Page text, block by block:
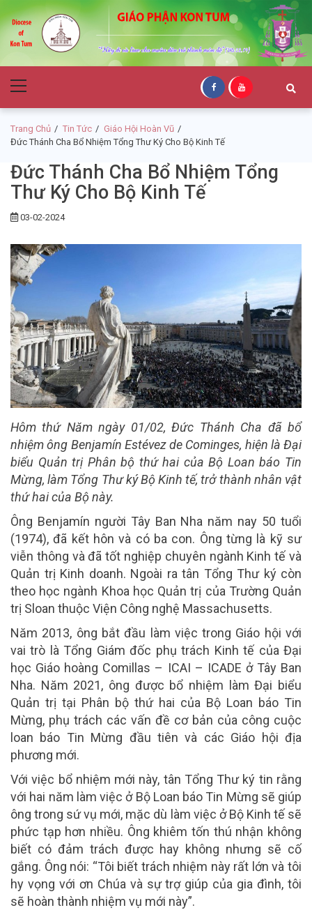
to
navigation
to
content
Giáo Phận Kon
Tum
Menu
Trang Chủ Tin Tức
Giáo Hội Hoàn Vũ
Đức Thánh Cha Bổ Nhiệm Tổng Thư Ký Cho Bộ Kinh Tế
Đức Thánh Cha Bổ Nhiệm Tổng
Thư Ký Cho Bộ Kinh Tế
03-02-2024
Hôm thứ Năm ngày 01/02, Đức Thánh Cha đã bổ
nhiệm ông Benjamín Estévez de Cominges, hiện là Đại
biểu Quản trị Phân bộ thứ hai của Bộ Loan báo Tin
Mừng, làm Tổng Thư ký Bộ Kinh tế, trở thành nhân vật
thứ hai của Bộ này.
Ông Benjamín người Tây Ban Nha năm nay 50 tuổi
(1974), đã kết hôn và có ba con. Ông từng là kỹ sư
viễn thông và đã tốt nghiệp chuyên ngành Kinh tế và
Quản trị Kinh doanh. Ngoài ra tân Tổng Thư ký còn
theo học ngành Khoa học Quản trị của Trường Quản
trị Sloan thuộc Viện Công nghệ Massachusetts.
Năm 2013, ông bắt đầu làm việc trong Giáo hội với
vai trò là Tổng Giám đốc phụ trách Kinh tế của Đại
học Giáo hoàng Comillas – ICAI – ICADE ở Tây Ban
Nha. Năm 2021, ông được bổ nhiệm làm Đại biểu
Quản trị tại Phân bộ thứ hai của Bộ Loan báo Tin
Mừng, phụ trách các vấn đề cơ bản của công cuộc
loan báo Tin Mừng đầu tiên và các Giáo hội địa
phương mới.
Với việc bổ nhiệm mới này, tân Tổng Thư ký tin rằng
với hai năm làm việc ở Bộ Loan báo Tin Mừng sẽ giúp
ông trong sứ vụ mới, mặc dù làm việc ở Bộ Kinh tế sẽ
phức tạp hơn nhiều. Ông khiêm tốn thú nhận không
biết có đảm trách được hay không nhưng sẽ cố
gắng. Ông nói: “Tôi biết trách nhiệm này rất lớn và tôi
hy vọng với ơn Chúa và sự trợ giúp của gia đình, tôi
sẽ hoàn thành nhiệm vụ mới này”.